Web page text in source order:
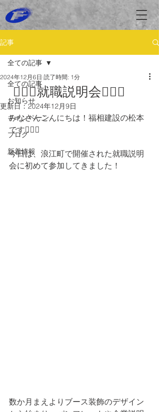
記事
全ての記事
お知らせ
キャンペーン
ブログ
新着情報
全ての記事
👷🏻‍♂️就職説明会👷🏻‍♂️
2024年12月6日 読了時間: 1分
更新日：2024年12月9日
みなさんこんにちは！福相建設の松本
です💁🏻‍♀️
今日は、浪江町で開催された就職説明
会に初めて参加してきました！
数か月まえよりブース装飾のデザイン